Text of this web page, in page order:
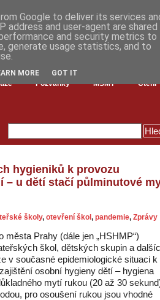
Pozvánky MŠMT Čtení
hygieniků k provozu
– u dětí stačí půlminutové
školy, otevření škol, pandemie, Zprávy
města Prahy (dále jen „HSHMP“)
škol, dětských skupin a
v současné epidemiologické situaci k
osobní hygieny dětí – hygiena
mytí rukou (20 až 30
pro osoušení rukou jsou vhodné
Google to deliver its services
address and user-agent are shared
and security metrics to
generate usage statistics, and to
MORE GOT IT